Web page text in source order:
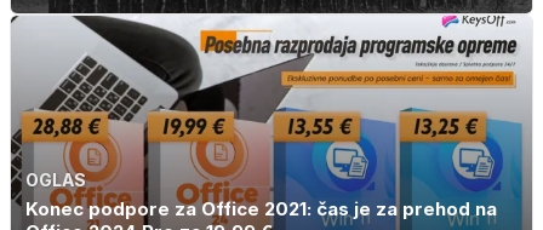
OGLAS
Konec podpore za Office 2021: čas je za prehod na